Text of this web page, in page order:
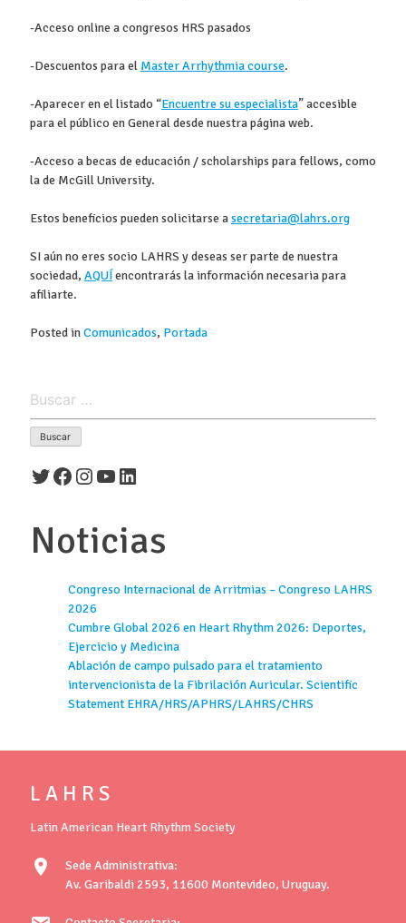
-Acceso online a congresos HRS pasados
-Descuentos para el Master Arrhythmia course.
-Aparecer en el listado “Encuentre su especialista” accesible
para el público en General desde nuestra página web.
-Acceso a becas de educación / scholarships para fellows, como
la de McGill University.
Estos beneficios pueden solicitarse asecretaria@lahrs.org
SI aún no eres socio LAHRS y deseas ser parte de nuestra
sociedad, AQUÍencontrarás la información necesaria para
afiliarte.
Posted inComunicados, Portada
Twitter
Facebook
Instagram
YouTube
LinkedIn
Noticias
Congreso Internacional de Arritmias – Congreso LAHRS
2026
Cumbre Global 2026 en Heart Rhythm 2026: Deportes,
Ejercicio y Medicina
Ablación de campo pulsado para el tratamiento
intervencionista de la Fibrilación Auricular. Scientific
Statement EHRA/HRS/APHRS/LAHRS/CHRS
L A H R S
Latin American Heart Rhythm Society
location_on
Sede Administrativa:
Av. Garibaldi 2593, 11600 Montevideo, Uruguay.